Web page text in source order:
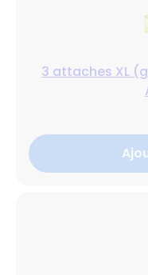
3 attaches XL